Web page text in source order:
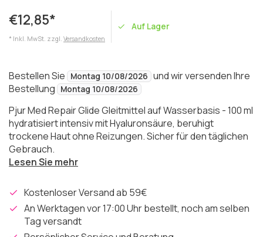
€12,85*
* Inkl. MwSt. zzgl. Versandkosten
Auf Lager
Bestellen Sie Montag 10/08/2026 und wir versenden Ihre
Bestellung
Montag 10/08/2026
Pjur Med Repair Glide Gleitmittel auf Wasserbasis - 100 ml
hydratisiert intensiv mit Hyaluronsäure, beruhigt
trockene Haut ohne Reizungen. Sicher für den täglichen
Gebrauch.
Lesen Sie mehr
Kostenloser Versand ab 59€
An Werktagen vor 17:00 Uhr bestellt, noch am selben
Tag versandt